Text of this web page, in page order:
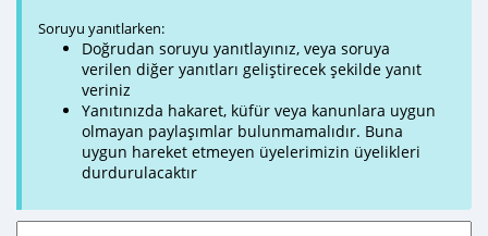
Soruyu yanıtlarken:
Doğrudan soruyu yanıtlayınız, veya soruya
verilen diğer yanıtları geliştirecek şekilde yanıt
veriniz
Yanıtınızda hakaret, küfür veya kanunlara uygun
olmayan paylaşımlar bulunmamalıdır. Buna
uygun hareket etmeyen üyelerimizin üyelikleri
durdurulacaktır